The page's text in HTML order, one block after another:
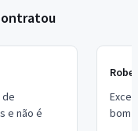
de
e não é
bom